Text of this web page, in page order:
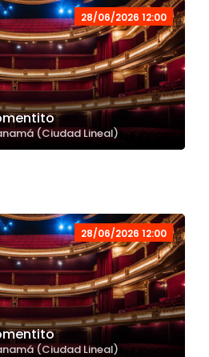
28/06/2026 12:00
(Ciudad Lineal)
28/06/2026 12:00
(Ciudad Lineal)